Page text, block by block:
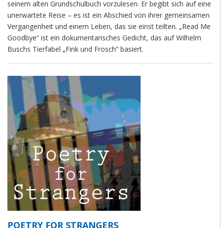
seinem alten Grundschulbuch vorzulesen. Er begibt sich auf eine
unerwartete Reise – es ist ein Abschied von ihrer gemeinsamen
Vergangenheit und einem Leben, das sie einst teilten. „Read Me
Goodbye“ ist ein dokumentarisches Gedicht, das auf Wilhelm
Buschs Tierfabel „Fink und Frosch“ basiert.
POETRY FOR STRANGERS